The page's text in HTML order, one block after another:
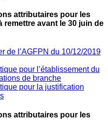
attributaires pour les
remettre avant le 30 juin de
de l’AGFPN du 10/12/2019
pour l’établissement du
de branche
pour la justification
attributaires pour les